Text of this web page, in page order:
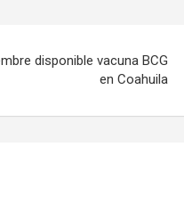
disponible vacuna BCG
en Coahuila